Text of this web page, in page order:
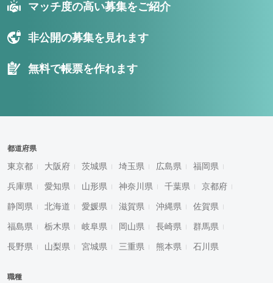
マッチ度の高い募集をご紹介
非公開の募集を見れます
無料で帳票を作れます
都道府県
東京都 大阪府 茨城県 埼玉県 広島県 福岡県
兵庫県 愛知県 山形県 神奈川県 千葉県 京都府
静岡県 北海道 愛媛県 滋賀県 沖縄県 佐賀県
福島県 栃木県 岐阜県 岡山県 長崎県 群馬県
長野県 山梨県 宮城県 三重県 熊本県 石川県
職種